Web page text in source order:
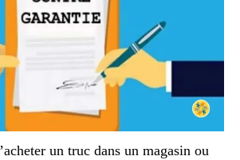
un truc dans un magasin ou